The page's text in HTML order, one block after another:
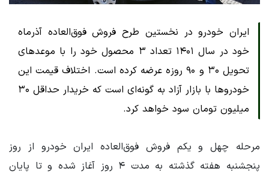
ایران خودرو در نخستین طرح فروش فوق‌العاده آذرماه
خود در سال ۱۴۰۱ تعداد ۳ محصول خود را با موعدهای
تحویل ۳۰ و ۹۰ روزه عرضه کرده است. اختلاف قیمت این
خودروها با بازار آزاد به گونه‌ای است که خریدار حداقل ۳۰
میلیون تومان سود خواهد کرد.
مرحله چهل و یکم فروش فوق‌العاده ایران خودرو از روز
پنجشنبه هفته گذشته به مدت ۴ روز آغاز شده و تا پایان